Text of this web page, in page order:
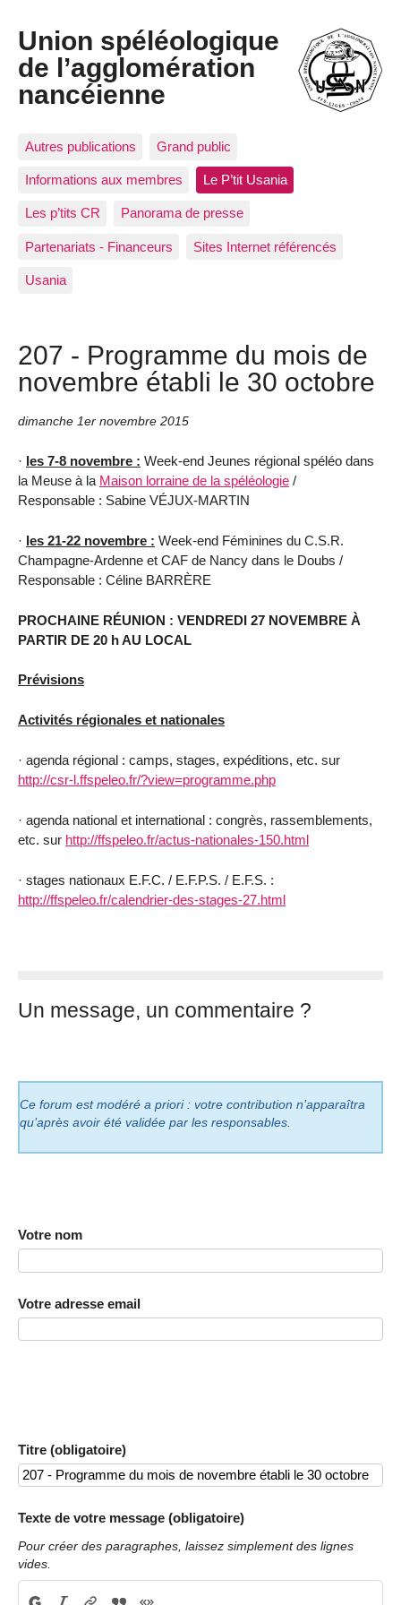
Union spéléologique
de l’agglomération
nancéienne
Autres publications Grand public
Informations aux membres Le P’tit Usania
Les p’tits CR Panorama de presse
Partenariats - Financeurs Sites Internet référencés
Usania
207 - Programme du mois de
novembre établi le 30 octobre
dimanche 1er novembre 2015
· les 7-8 novembre : Week-end Jeunes régional spéléo dans
la Meuse à la Maison lorraine de la spéléologie /
Responsable : Sabine VÉJUX-MARTIN
· les 21-22 novembre : Week-end Féminines du C.S.R.
Champagne-Ardenne et CAF de Nancy dans le Doubs /
Responsable : Céline BARRÈRE
PROCHAINE RÉUNION : VENDREDI 27 NOVEMBRE À
PARTIR DE 20 h AU LOCAL
Prévisions
Activités régionales et nationales
· agenda régional : camps, stages, expéditions, etc. sur
http://csr-l.ffspeleo.fr/?view=programme.php
· agenda national et international : congrès, rassemblements,
etc. sur http://ffspeleo.fr/actus-nationales-150.html
· stages nationaux E.F.C. / E.F.P.S. / E.F.S. :
http://ffspeleo.fr/calendrier-des-stages-27.html
Un message, un commentaire ?
Ce forum est modéré a priori : votre contribution n’apparaîtra
qu’après avoir été validée par les responsables.
Votre nom
Votre adresse email
Titre (obligatoire)
Texte de votre message (obligatoire)
Pour créer des paragraphes, laissez simplement des lignes
vides.